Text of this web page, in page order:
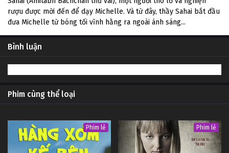
rượu được mời đến để dạy Michelle. Và từ đây, thầy Sahai bắt đầu
đưa Michelle từ bóng tối vĩnh hằng ra ngoài ánh sáng...
Bình luận
Phim cùng thể loại
Phim lẻ Phim lẻ